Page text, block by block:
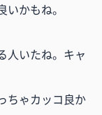
かもね。
人いたね。キャ
ちゃカッコ良か